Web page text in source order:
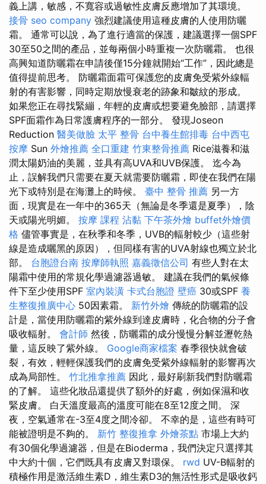
義上講，敏感，不寬容或過敏性皮膚反應增加了其環境。
接骨 seo company 強烈建議使用這種皮膚的人使用防曬
霜。 通常可以說，為了進行適當的保護，建議選擇一個SPF
30至50之間的產品，並每兩個小時重複一次防曬霜。 也很
高興知道防曬霜在申請後僅15分鐘就開始“工作”，因此總是
值得提前思考。 防曬霜面霜可保護您的皮膚免受紫外線輻
射的有害影響，同時定期放慢衰老的跡象和皺紋的形成。
如果您正在尋找緊繃，年輕的皮膚或想要避免臉部，請選擇
SPF面霜作為日常護膚程序的一部分。 發現Joseon
Reduction 醫美做臉 太平 整骨 台中養生館排毒 台中西屯
按摩 Sun 外燴推薦 全口重建 竹東整骨推薦 Rice滋養和滋
潤太陽奶油的美麗，並具有高UVA和UVB保護。 迄今為
止，誤解我們只需要在夏天就需要防曬霜，即使在我們在陽
光下或特別是在海灘上的時候。 臺中 整骨 推薦 另一方
面，現實是在一年中的365天（無論是冬季還是夏季），陰
天或陽光明媚。 按摩 課程 沾黏 下午茶外燴 buffet外燴價
格 儘管事實是，在秋季和冬季，UVB的輻射較少（這些射
線是造成曬黑的原因），但同樣有害的UVA射線也獨立於北
部。 台胞證台南 按摩師執照 嘉義徵信公司 有些人對在太
陽霜中使用的常規化學過濾器過敏。 建議在我們的氣候條
件下至少使用SPF 室內裝潢 卡式台胞證 壁癌 30或SPF 養
生整復推廣中心 50因素霜。 新竹外燴 傳統的防曬霜的設
計是，當使用防曬霜的紫外線到達皮膚時，化合物的分子會
吸收輻射。 會計師 然後，防曬霜的成分慢慢分解並瀝乾熱
量，這反映了紫外線。 Google商家檔案 春季很快就會破
裂，有效，輕輕保護我們的皮膚免受紫外線輻射的影響再次
成為局部性。 竹北推拿推薦 因此，最好刷新我們對防曬霜
的了解。 這些化妝品還提供了額外的好處，例如保濕和收
緊皮膚。 白天溫度最高的溫度可能在8至12度之間。 深
夜，空氣通常在-3至4度之間冷卻。 不幸的是，這些有時可
能被證明是不夠的。 新竹 整復推拿 外燴茶點 市場上大約
有30個化學過濾器，但是在Bioderma，我們決定只選擇其
中大約十個，它們既具有皮膚又對環保。 rwd UV-B輻射的
積極作用是激活維生素D，維生素D3的無活性形式是吸收鈣